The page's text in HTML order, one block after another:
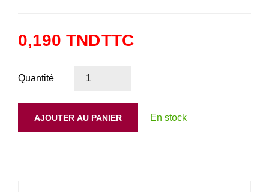
0,190 TNDTTC
Quantité
AJOUTER AU PANIER En stock